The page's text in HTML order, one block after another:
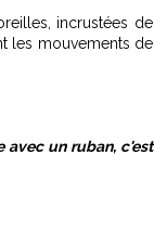
incrustées de
les mouvements de
avec un ruban, c'est